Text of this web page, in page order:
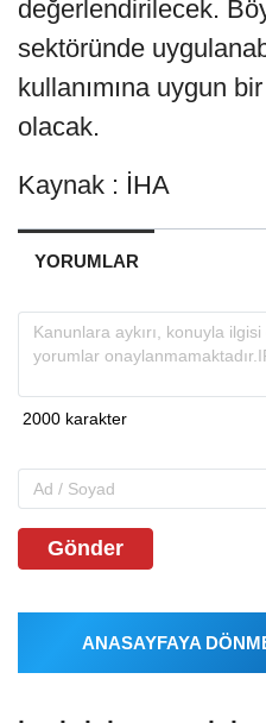
değerlendirilecek.
sektöründe
kullanımına uygun
olacak.
Kaynak : İHA
YORUMLAR
Gönder
ANASAYFAYA